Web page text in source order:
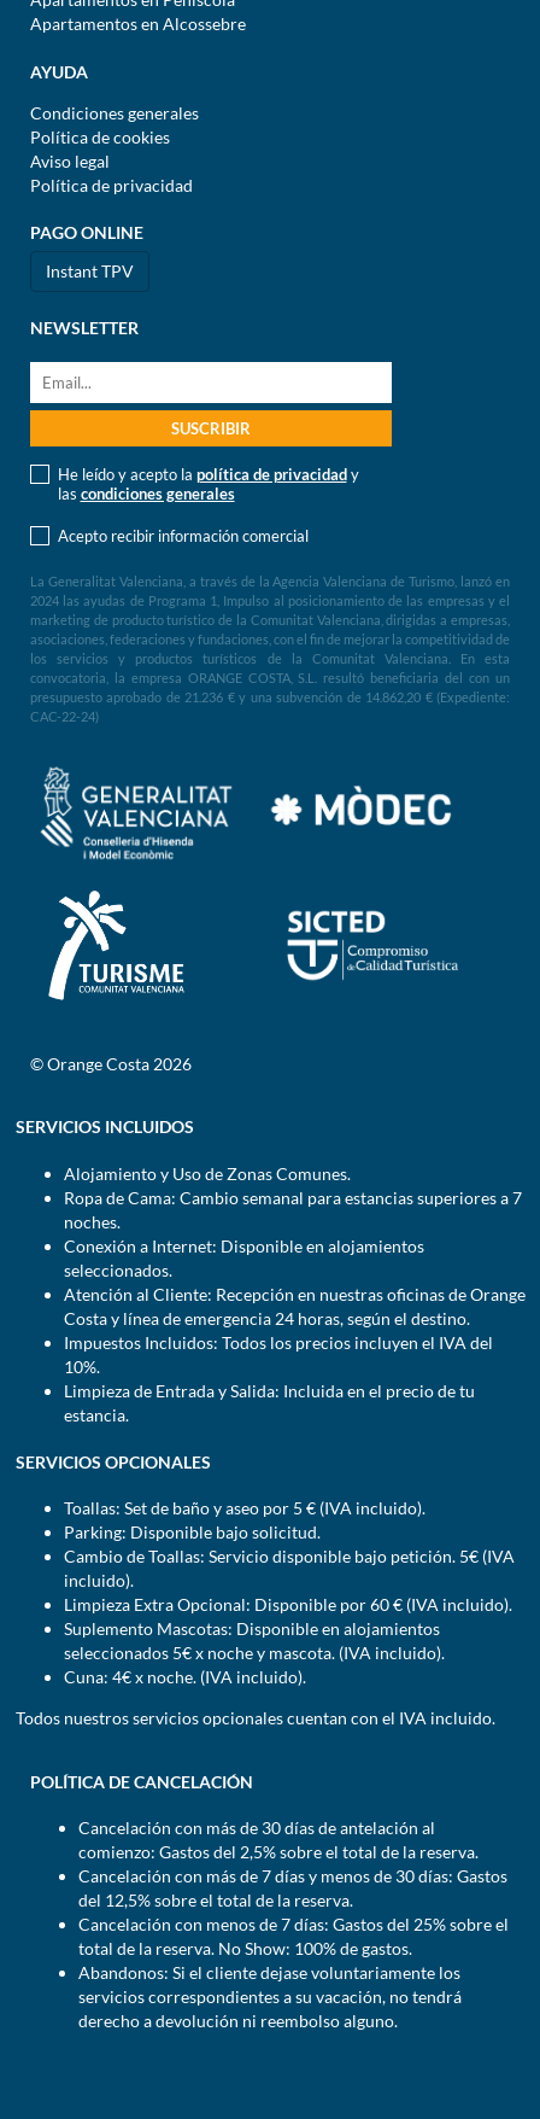
Apartamentos en Alcossebre
AYUDA
Condiciones generales
Política de cookies
Aviso legal
Política de privacidad
PAGO ONLINE
Instant TPV
NEWSLETTER
He leído y acepto la política de privacidady
las condiciones generales
Acepto recibir información comercial
La Generalitat Valenciana, a través de la Agencia Valenciana de Turismo, lanzó en
2024 las ayudas de Programa 1, Impulso al posicionamiento de las empresas y el
marketing de producto turístico de la Comunitat Valenciana, dirigidas a empresas,
asociaciones, federaciones y fundaciones, con el fin de mejorar la competitividad de
los servicios y productos turísticos de la Comunitat Valenciana. En esta
convocatoria, la empresa ORANGE COSTA, S.L. resultó beneficiaria del con un
presupuesto aprobado de 21.236 € y una subvención de 14.862,20 € (Expediente:
CAC-22-24)
© Orange Costa 2026
SERVICIOS INCLUIDOS
Alojamiento y Uso de Zonas Comunes.
Ropa de Cama: Cambio semanal para estancias superiores a 7
noches.
Conexión a Internet: Disponible en alojamientos
seleccionados.
Atención al Cliente: Recepción en nuestras oficinas de Orange
Costa y línea de emergencia 24 horas, según el destino.
Impuestos Incluidos: Todos los precios incluyen el IVA del
10%.
Limpieza de Entrada y Salida: Incluida en el precio de tu
estancia.
SERVICIOS OPCIONALES
Toallas: Set de baño y aseo por 5 € (IVA incluido).
Parking: Disponible bajo solicitud.
Cambio de Toallas: Servicio disponible bajo petición. 5€ (IVA
incluido).
Limpieza Extra Opcional: Disponible por 60 € (IVA incluido).
Suplemento Mascotas: Disponible en alojamientos
seleccionados 5€ x noche y mascota. (IVA incluido).
Cuna: 4€ x noche. (IVA incluido).
Todos nuestros servicios opcionales cuentan con el IVA incluido.
POLÍTICA DE CANCELACIÓN
Cancelación con más de 30 días de antelación al
comienzo: Gastos del 2,5% sobre el total de la reserva.
Cancelación con más de 7 días y menos de 30 días: Gastos
del 12,5% sobre el total de la reserva.
Cancelación con menos de 7 días: Gastos del 25% sobre el
total de la reserva. No Show: 100% de gastos.
Abandonos: Si el cliente dejase voluntariamente los
servicios correspondientes a su vacación, no tendrá
derecho a devolución ni reembolso alguno.